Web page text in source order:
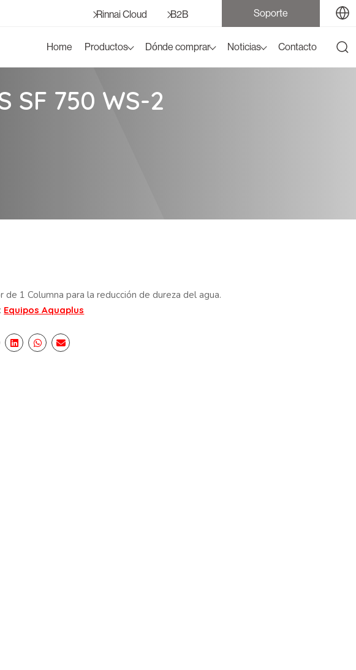
Rinnai Cloud B2B Soporte
Home Productos Dónde comprar Noticias Contacto
SF 750 WS-2
de 1 Columna para la reducción de dureza del agua.
Equipos Aquaplus